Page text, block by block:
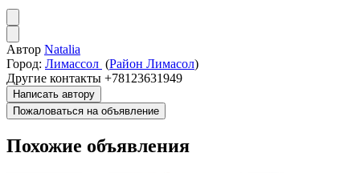
Автор Natalia
Город: Лимассол (Район Лимасол)
Другие контакты +78123631949
Написать автору
Пожаловаться на объявление
Похожие объявления